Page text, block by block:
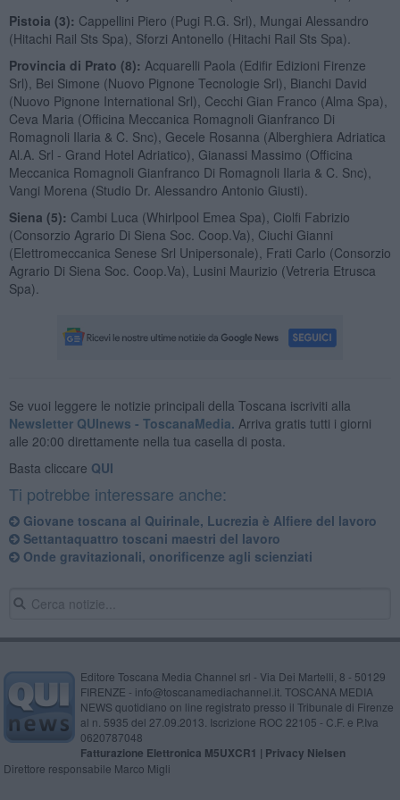
Pistoia (3): Cappellini Piero (Pugi R.G. Srl), Mungai Alessandro
(Hitachi Rail Sts Spa), Sforzi Antonello (Hitachi Rail Sts Spa).
Provincia di Prato (8): Acquarelli Paola (Edifir Edizioni Firenze
Srl), Bei Simone (Nuovo Pignone Tecnologie Srl), Bianchi David
(Nuovo Pignone International Srl), Cecchi Gian Franco (Alma Spa),
Ceva Maria (Officina Meccanica Romagnoli Gianfranco Di
Romagnoli Ilaria & C. Snc), Gecele Rosanna (Alberghiera Adriatica
Al.A. Srl - Grand Hotel Adriatico), Gianassi Massimo (Officina
Meccanica Romagnoli Gianfranco Di Romagnoli Ilaria & C. Snc),
Vangi Morena (Studio Dr. Alessandro Antonio Giusti).
Siena (5): Cambi Luca (Whirlpool Emea Spa), Ciolfi Fabrizio
(Consorzio Agrario Di Siena Soc. Coop.Va), Ciuchi Gianni
(Elettromeccanica Senese Srl Unipersonale), Frati Carlo (Consorzio
Agrario Di Siena Soc. Coop.Va), Lusini Maurizio (Vetreria Etrusca
Spa).
Se vuoi leggere le notizie principali della Toscana iscriviti alla
Newsletter QUInews - ToscanaMedia. Arriva gratis tutti i giorni
alle 20:00 direttamente nella tua casella di posta.
Basta cliccare QUI
Ti potrebbe interessare anche:
Giovane toscana al Quirinale, Lucrezia è Alfiere del lavoro
Settantaquattro toscani maestri del lavoro
Onde gravitazionali, onorificenze agli scienziati
Editore Toscana Media Channel srl - Via Dei Martelli, 8 - 50129
FIRENZE - info@toscanamediachannel.it. TOSCANA MEDIA
NEWS quotidiano on line registrato presso il Tribunale di Firenze
al n. 5935 del 27.09.2013. Iscrizione ROC 22105 - C.F. e P.Iva
0620787048
Fatturazione Elettronica M5UXCR1 | Privacy Nielsen
Direttore responsabile Marco Migli